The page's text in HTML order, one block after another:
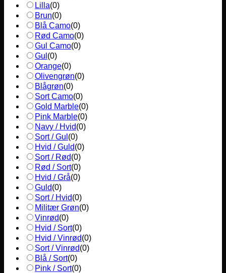
Lilla(0)
Brun(0)
Blå Camo(0)
Rød Camo(0)
Gul Camo(0)
Gul (0)
Orange(0)
Olivengrøn(0)
Blågrøn(0)
Sort Camo(0)
Gold Marble(0)
Pink Marble(0)
Navy / Hvid(0)
Sort / Gul (0)
Hvid / Guld(0)
Sort / Rød(0)
Rød / Sort(0)
Hvid / Grå(0)
Guld(0)
Sort / Hvid(0)
Militær Grøn(0)
Vinrød(0)
Hvid / Sort(0)
Hvid / Vinrød(0)
Sort / Vinrød(0)
Blå / Sort(0)
Pink / Sort(0)